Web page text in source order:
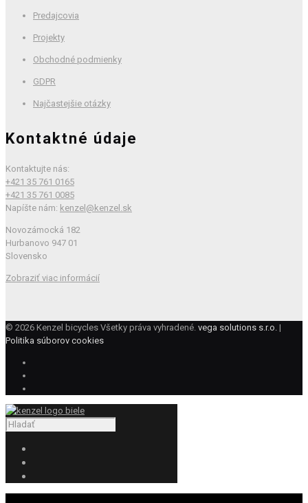
Predajcovia
Projekty
Obchodné podmienky
GDPR
Najčastejšie otázky
Kontaktné údaje
Kontaktujte nás:
+421 35 761 0165
+421 35 761 0085
Napíšte nám: kenzel@kenzel.sk
Novozámocká 182
Hurbanovo 947 01
Slovensko
Zobraziť viac informácií
© 2026 Kenzel bicycles Všetky práva vyhradené. vega solutions s.r.o. |
Politika súborov cookies